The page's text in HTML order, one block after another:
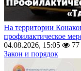
На территории
профилактическое
04.08.2026, 15:05
77
Закон и порядок